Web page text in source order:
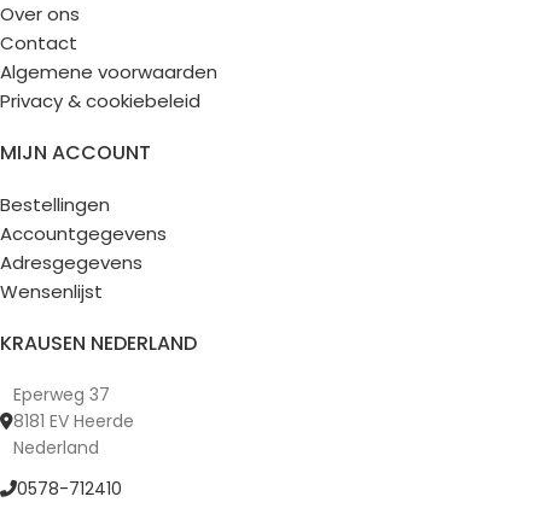
Over ons
Contact
Algemene voorwaarden
Privacy & cookiebeleid
MIJN ACCOUNT
Bestellingen
Accountgegevens
Adresgegevens
Wensenlijst
KRAUSEN NEDERLAND
Eperweg 37
8181 EV Heerde
Nederland
0578-712410